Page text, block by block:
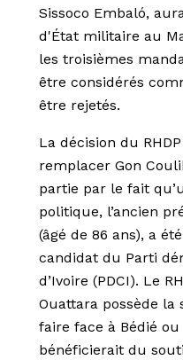
Sissoco Embaló,
d'État militaire au
les troisièmes
être considérés
être rejetés.
La décision du
remplacer Gon
partie par le fait
politique, l’ancien
(âgé de 86 ans), a
candidat du Parti
d’Ivoire (PDCI). Le
Ouattara possède
faire face à Bédié
bénéficierait du